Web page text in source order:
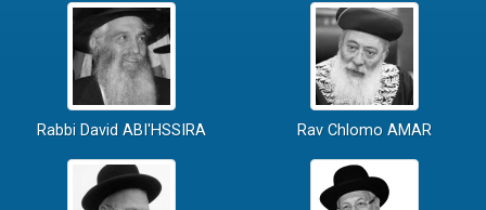
Rabbi David ABI'HSSIRA Rav Chlomo AMAR